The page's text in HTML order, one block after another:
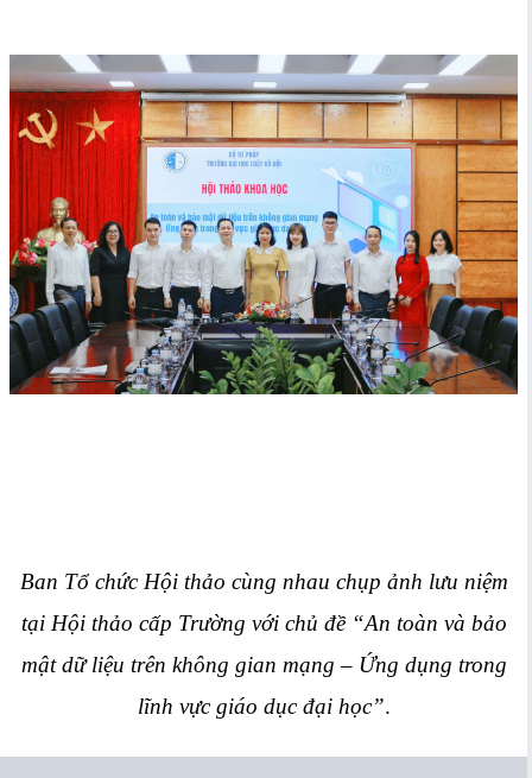
Ban Tổ chức Hội thảo cùng nhau chụp ảnh lưu niệm
tại Hội thảo cấp Trường với chủ đề “An toàn và bảo
mật dữ liệu trên không gian mạng – Ứng dụng trong
lĩnh vực giáo dục đại học”.